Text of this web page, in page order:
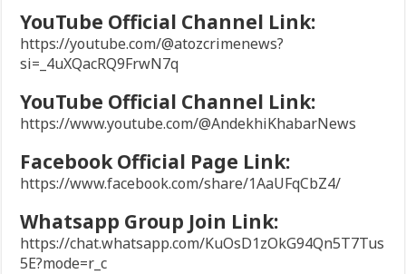
YouTube Official Channel Link:
https://youtube.com/@atozcrimenews?
si=_4uXQacRQ9FrwN7q
YouTube Official Channel Link:
https://www.youtube.com/@AndekhiKhabarNews
Facebook Official Page Link:
https://www.facebook.com/share/1AaUFqCbZ4/
Whatsapp Group Join Link:
https://chat.whatsapp.com/KuOsD1zOkG94Qn5T7Tus
5E?mode=r_c